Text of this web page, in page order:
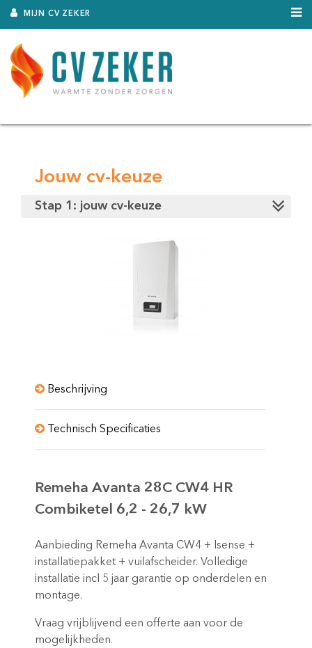
MIJN CV ZEKER
Jouw cv-keuze
Stap 1: jouw cv-keuze
Beschrijving
Technisch Specificaties
Remeha Avanta 28C CW4 HR
Combiketel 6,2 - 26,7 kW
Aanbieding Remeha Avanta CW4 + Isense +
installatiepakket + vuilafscheider. Volledige
installatie incl 5 jaar garantie op onderdelen en
montage.
Vraag vrijblijvend een offerte aan voor de
mogelijkheden.